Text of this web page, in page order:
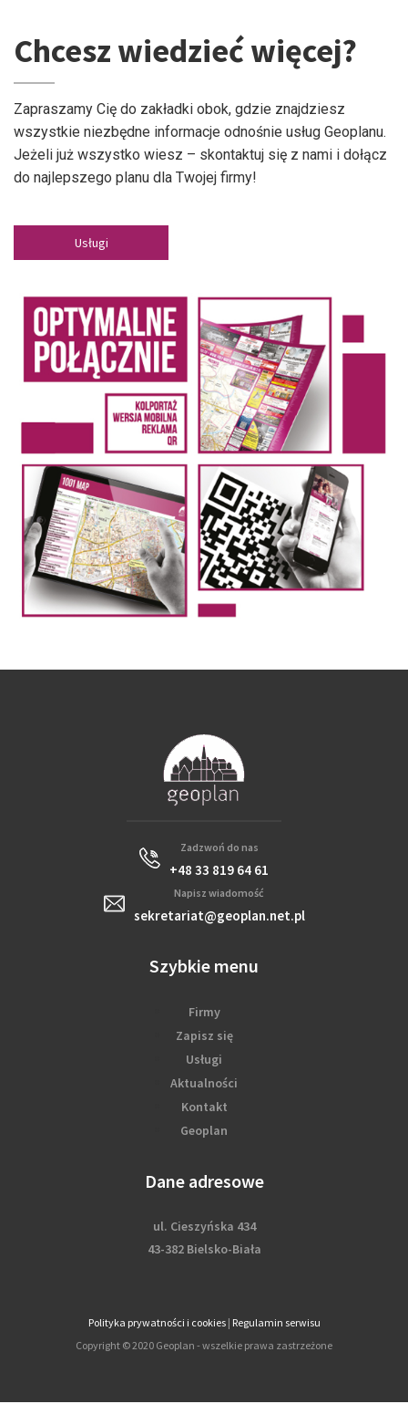
Chcesz wiedzieć więcej?
Zapraszamy Cię do zakładki obok, gdzie znajdziesz
wszystkie niezbędne informacje odnośnie usług Geoplanu.
Jeżeli już wszystko wiesz – skontaktuj się z nami i dołącz
do najlepszego planu dla Twojej firmy!
Usługi
Zadzwoń do nas
+48 33 819 64 61
Napisz wiadomość
sekretariat@geoplan.net.pl
Szybkie menu
Firmy
Zapisz się
Usługi
Aktualności
Kontakt
Geoplan
Dane adresowe
ul. Cieszyńska 434
43-382 Bielsko-Biała
Polityka prywatności i cookies| Regulamin serwisu
Copyright © 2020 Geoplan - wszelkie prawa zastrzeżone